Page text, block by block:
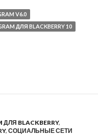
V6.0
ДЛЯ BLACKBERRY 10
ДЛЯ BLACKBERRY,
, СОЦИАЛЬНЫЕ СЕТИ